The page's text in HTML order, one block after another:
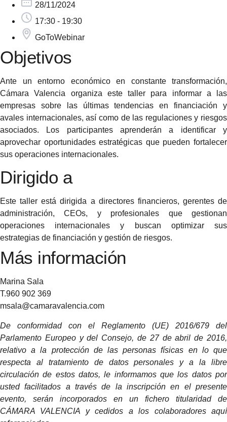
28/11/2024
17:30 - 19:30
GoToWebinar
Objetivos
Ante un entorno económico en constante transformación,
Cámara Valencia organiza este taller para informar a las
empresas sobre las últimas tendencias en financiación y
avales internacionales, así como de las regulaciones y riesgos
asociados. Los participantes aprenderán a identificar y
aprovechar oportunidades estratégicas que pueden fortalecer
sus operaciones internacionales.
Dirigido a
Este taller está dirigida a directores financieros, gerentes de
administración, CEOs, y profesionales que gestionan
operaciones internacionales y buscan optimizar sus
estrategias de financiación y gestión de riesgos.
Más información
Marina Sala
T.960 902 369
msala@camaravalencia.com
De conformidad con el Reglamento (UE) 2016/679 del
Parlamento Europeo y del Consejo, de 27 de abril de 2016,
relativo a la protección de las personas físicas en lo que
respecta al tratamiento de datos personales y a la libre
circulación de estos datos, le informamos que los datos por
usted facilitados a través de la inscripción en el presente
evento, serán incorporados en un fichero titularidad de
CÁMARA VALENCIA y cedidos a los colaboradores aquí